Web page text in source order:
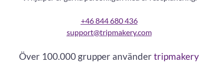
+46 844 680 436
support@tripmakery.com
Över 100.000 grupper användertripmakery